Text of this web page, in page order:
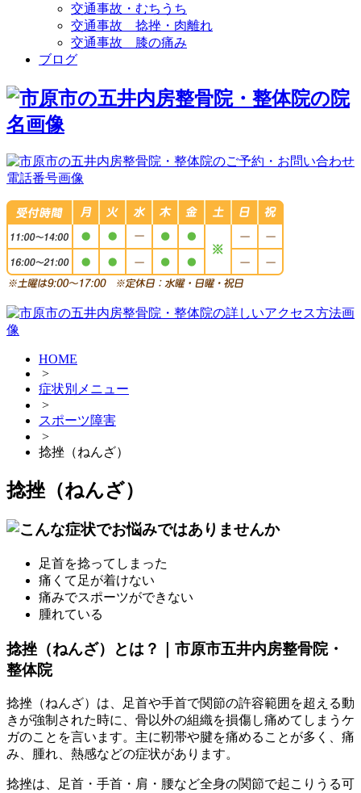
交通事故・むちうち
交通事故 捻挫・肉離れ
交通事故 膝の痛み
ブログ
HOME
>
症状別メニュー
>
スポーツ障害
>
捻挫（ねんざ）
捻挫（ねんざ）
足首を捻ってしまった
痛くて足が着けない
痛みでスポーツができない
腫れている
捻挫（ねんざ）とは？｜市原市五井内房整骨院・
整体院
捻挫（ねんざ）は、足首や手首で関節の許容範囲を超える動
きが強制された時に、骨以外の組織を損傷し痛めてしまうケ
ガのことを言います。主に靭帯や腱を痛めることが多く、痛
み、腫れ、熱感などの症状があります。
捻挫は、足首・手首・肩・腰など全身の関節で起こりうる可